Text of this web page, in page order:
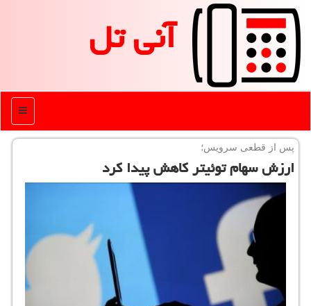
آنی تل
منو
پس از قطعی سرویس؛
ارزش سهام توئیتر كاهش پیدا كرد